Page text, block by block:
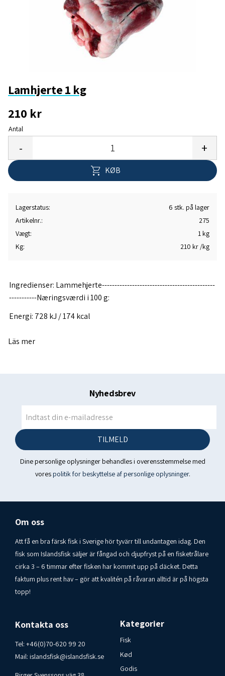
Lamhjerte 1 kg
210 kr
Antal
+
-
KØB
Lagerstatus
6 stk. på lager
Artikelnr.
275
Vægt
1 kg
Kg
210 kr /kg
Ingredienser: Lammehjerte---------------------------------------------
-----------Næringsværdi i 100 g:
Energi: 728 kJ / 174 kcal
- inkl. sukkerarter: 0 g
Salt: 0 g
Fabriksnr. IS A 031 EFTA
Fryseprodukt. Opbevares i fryser – 18 °C. Oprindelsesland:
Läs mer
Nyhedsbrev
TILMELD
Dine personlige oplysninger behandles i overensstemmelse med
vorespolitik for beskyttelse af personlige oplysninger.
Om oss
Att få en bra färsk fisk i Sverige hör tyvärr till undantagen idag. Den
fisk som Islandsfisk säljer är fångad och djupfryst på en fisketrålare
cirka 3 – 6 timmar efter fisken har kommit upp på däcket. Detta
faktum plus rent hav – gör att kvalitén på råvaran alltid är på högsta
topp!
Kontakta oss
Tel: +46(0)70-620 99 20
Mail: islandsfisk@islandsfisk.se
Kategorier
Fisk
Kød
Godis